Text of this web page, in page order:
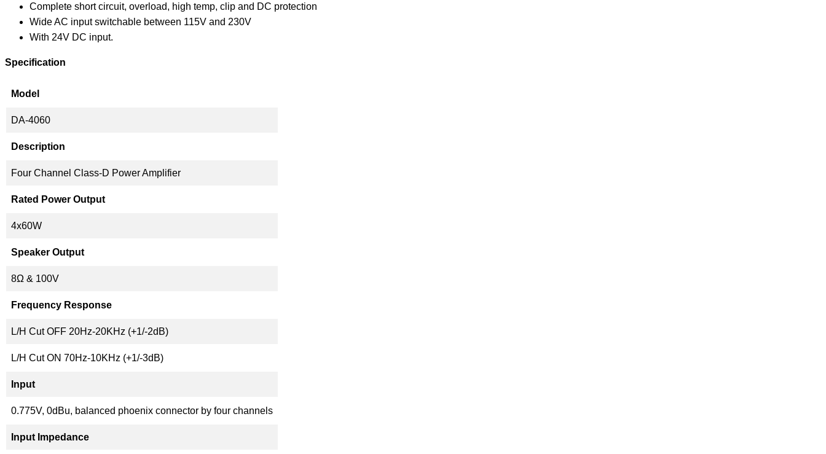
Complete short circuit, overload, high temp, clip and DC protection
Wide AC input switchable between 115V and 230V
With 24V DC input.
Specification
Model
DA-4060
Description
Four Channel Class-D Power Amplifier
Rated Power Output
4x60W
Speaker Output
8Ω & 100V
Frequency Response
L/H Cut OFF 20Hz-20KHz (+1/-2dB)
L/H Cut ON 70Hz-10KHz (+1/-3dB)
Input
0.775V, 0dBu, balanced phoenix connector by four channels
Input Impedance